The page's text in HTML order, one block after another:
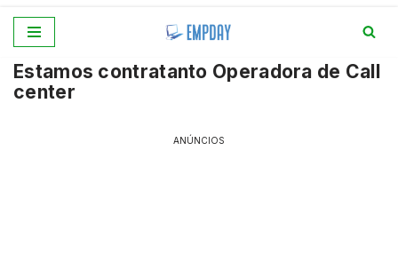
para
o
Estamos contratanto Operadora de Call
center
ANÚNCIOS